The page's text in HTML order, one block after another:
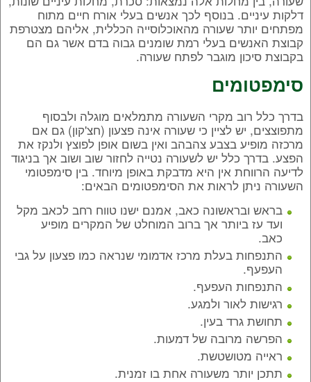
דלקות עיניים. בנוסף לכך אנשים בעלי אורח חיים מתוח
מפתחים יותר שעורה מהאוכלוסייה הכללית, אליהם מצטרפת
קבוצת האנשים בעלי רמת שומנים גבוה בדם אשר גם הם
בקבוצת סיכון מוגבר לפתח שעורה.
סימפטומים
בדרך כלל רוב מקרי השעורה מתמלאים מוגלה ולבסוף
מתפוצצים, יש לציין כי שעורה אינה פצעון (חצ'קון) גם אם
מרכזה מופיע בצבע צהבהב ואין בשום אופן לפוצץ ולנקז את
הפצע. בדרך כלל יש לשעורה נטייה לחזור שוב ושוב אך בניגוד
לדיעה הרווחת אין היא מדבקת באופן מיוחד. בין סימפטומי
השעורה ניתן לראות את הסימפטומים הבאים:
בראש ובראשונה כאב, אמנם ישנו טווח רחב לכאב מקל
ועד עז ביותר אך ברוב המוחלט של המקרים מופיע
כאב.
התנפחות בעלת מרכז אדמומי שנראה כמו פצעון על גבי
העפעף.
התנפחות העפעף.
רגישות לאור ולמגע.
תחושת גרד בעין.
הפרשה מרובה של דמעות.
ראייה מטושטשת.
תתכן יותר משעורה אחת בו זמנית.